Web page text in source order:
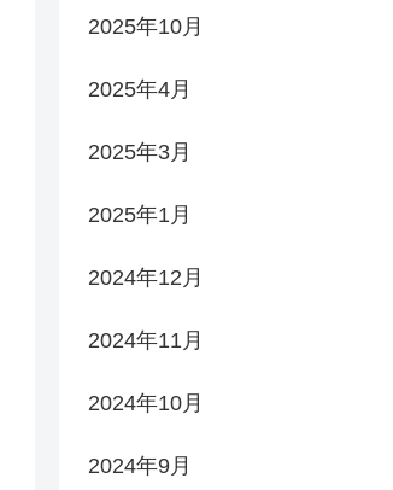
2025年10月
2025年4月
2025年3月
2025年1月
2024年12月
2024年11月
2024年10月
2024年9月